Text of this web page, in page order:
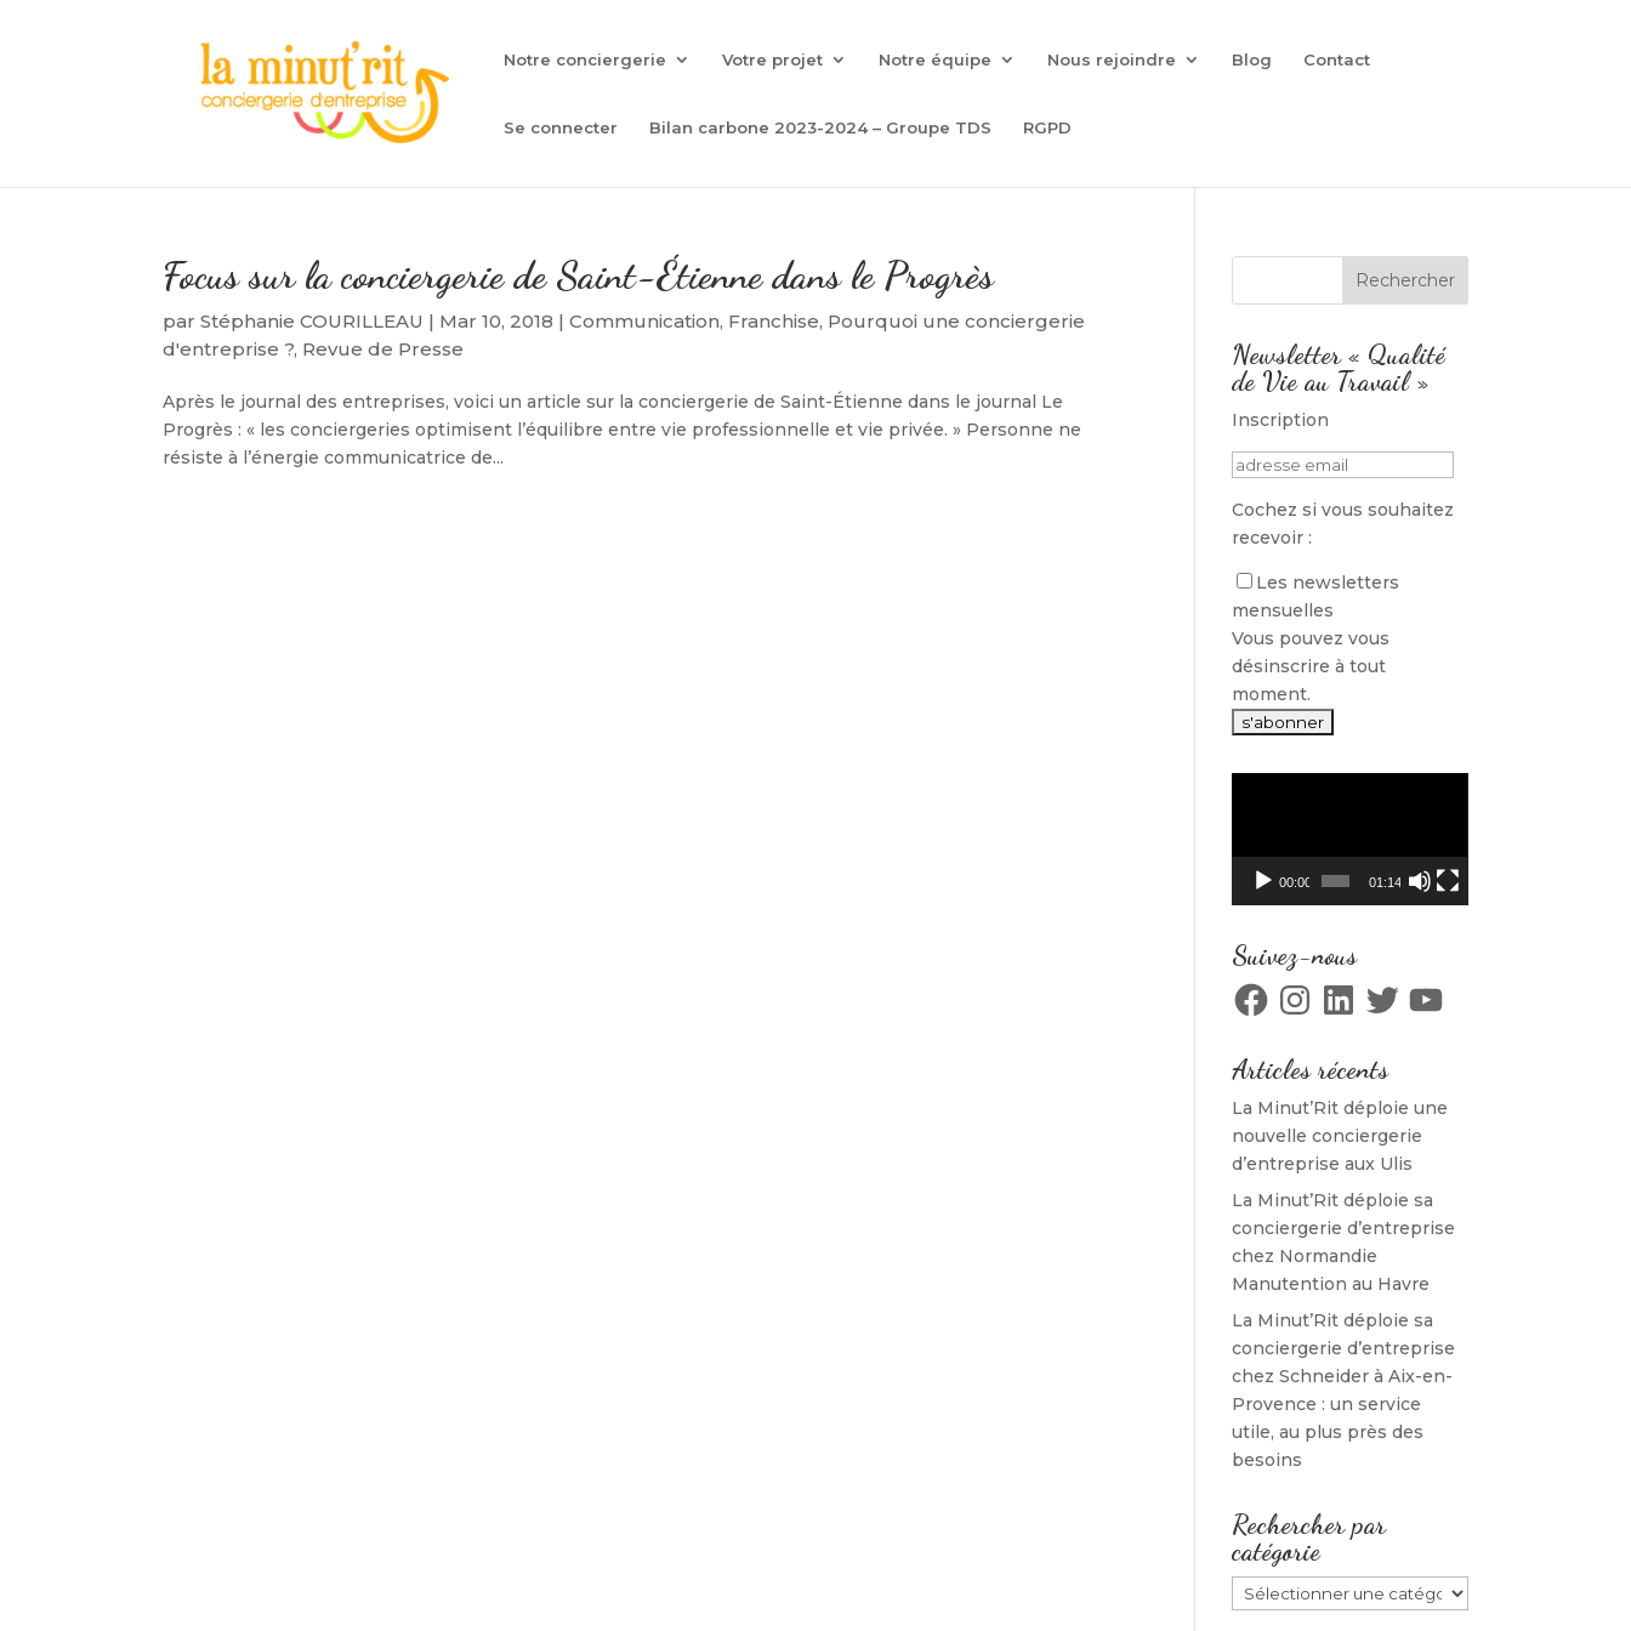
Notre conciergerie Votre projet Notre équipe Nous rejoindre Blog Contact
Se connecter Bilan carbone 2023-2024 – Groupe TDS RGPD
Focus sur la conciergerie de Saint-Étienne dans le Progrès
parStéphanie COURILLEAU | Mar 10, 2018 |Communication, Franchise, Pourquoi une conciergerie
d'entreprise ?, Revue de Presse
Après le journal des entreprises, voici un article sur la conciergerie de Saint-Étienne dans le journal Le
Progrès : « les conciergeries optimisent l’équilibre entre vie professionnelle et vie privée. » Personne ne
résiste à l’énergie communicatrice de...
Newsletter « Qualité
de Vie au Travail »
Inscription
Cochez si vous souhaitez
recevoir :
Les newsletters
mensuelles
Vous pouvez vous
désinscrire à tout
moment.
00:00 01:14
Suivez-nous
FacebookInstagramLinkedInTwitterYouTube
Articles récents
La Minut’Rit déploie une
nouvelle conciergerie
d’entreprise aux Ulis
La Minut’Rit déploie sa
conciergerie d’entreprise
chez Normandie
Manutention au Havre
La Minut’Rit déploie sa
conciergerie d’entreprise
chez Schneider à Aix-en-
Provence : un service
utile, au plus près des
besoins
Rechercher par
catégorie
Rechercher
par